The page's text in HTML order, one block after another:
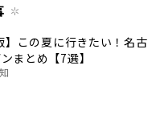
】この夏に行きたい！名古
まとめ【7選】